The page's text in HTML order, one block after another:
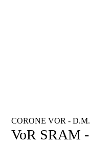
CORONE VOR - D.M.
VoR SRAM